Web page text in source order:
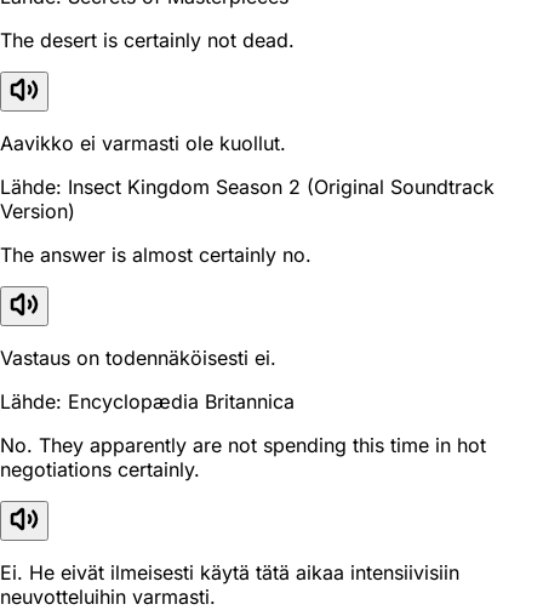
The desert is certainly not dead.
Aavikko ei varmasti ole kuollut.
Lähde: Insect Kingdom Season 2 (Original Soundtrack
Version)
The answer is almost certainly no.
Vastaus on todennäköisesti ei.
Lähde: Encyclopædia Britannica
No. They apparently are not spending this time in hot
negotiations certainly.
Ei. He eivät ilmeisesti käytä tätä aikaa intensiivisiin
neuvotteluihin varmasti.